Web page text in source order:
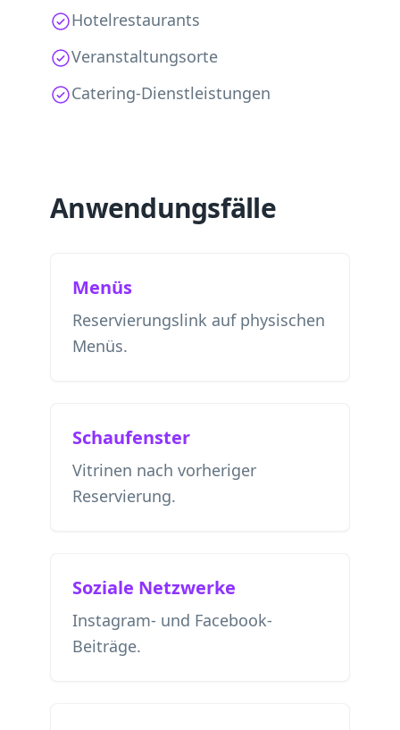
Hotelrestaurants
Veranstaltungsorte
Catering-Dienstleistungen
Anwendungsfälle
Menüs
Reservierungslink auf physischen
Menüs.
Schaufenster
Vitrinen nach vorheriger
Reservierung.
Soziale Netzwerke
Instagram- und Facebook-
Beiträge.